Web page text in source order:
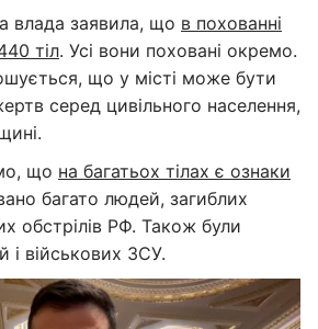
влада заявила, що в похованні
тіл. Усі вони поховані окремо.
що у місті може бути
серед цивільного населення,
що на багатьох тілах є ознаки
багато людей, загиблих
обстрілів РФ. Також були
і військових ЗСУ.